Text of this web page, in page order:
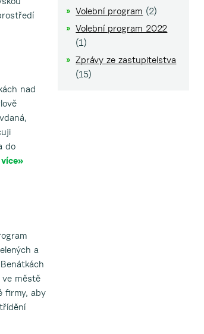
nad
do
více»
a
městě
firmy, aby
Volební program (2)
Volební program 2022
(1)
Zprávy ze zastupitelstva
(15)